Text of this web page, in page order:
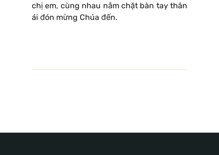
chị em, cùng nhau nắm chặt bàn tay thân
ái đón mừng Chúa đến.